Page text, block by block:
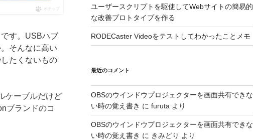
ポチップ
す。USBハブ
そんなに高い
たくないもの
ケーブルだけど
ブランドのコ
ユーザースクリプトを駆使してWebサイトの簡易的
な改善プロトタイプを作る
RODECaster Videoをテストしてわかったことメモ
最近のコメント
OBSのウインドウプロジェクターを画面共有できな
い時の覚え書き に furuta より
OBSのウインドウプロジェクターを画面共有できな
い時の覚え書き に きみどり より